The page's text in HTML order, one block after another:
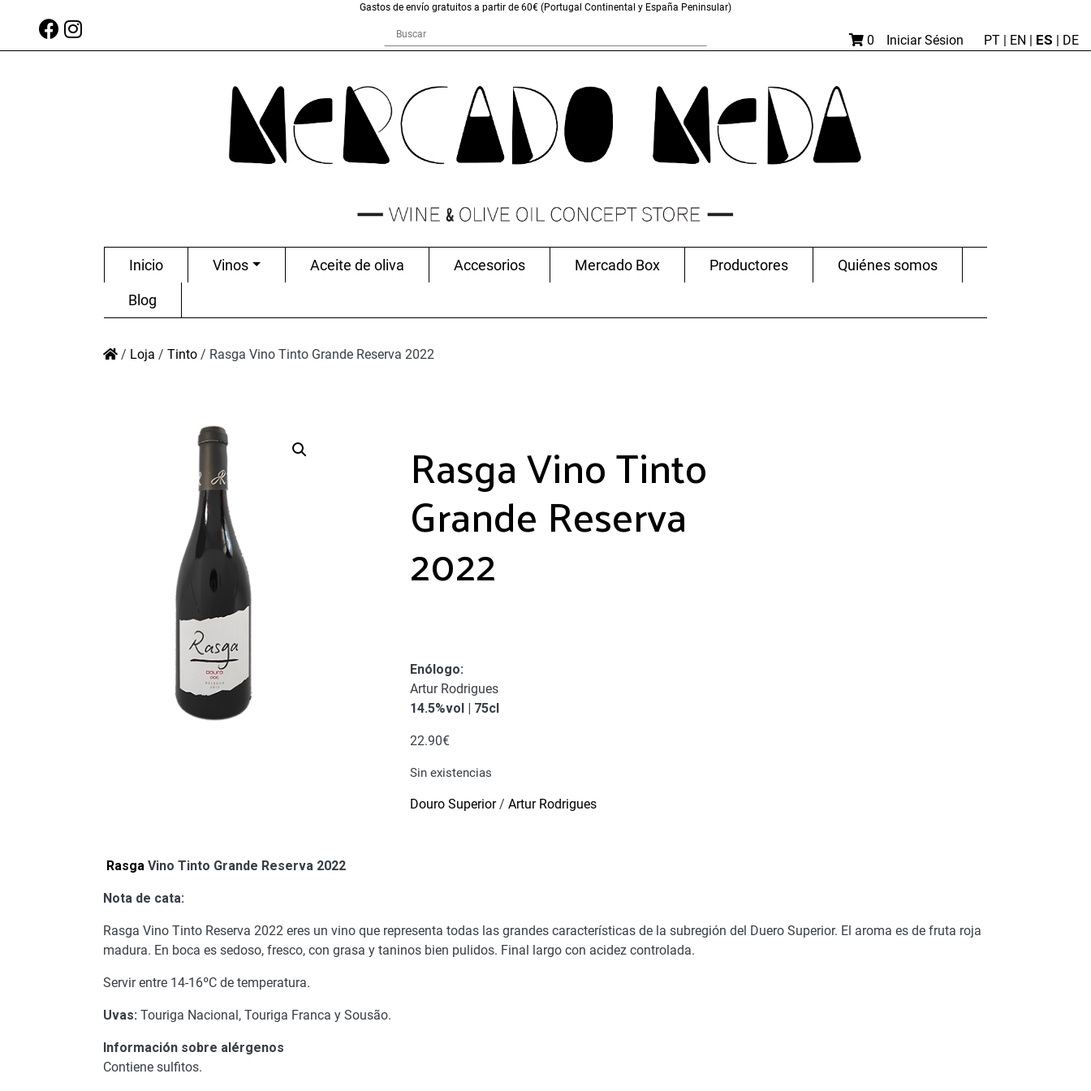
Gastos de envío gratuitos a partir de 60€ (Portugal Continental y España Peninsular)
0 Iniciar Sésion PT | EN | ES | DE
Inicio Vinos Aceite de oliva Accesorios Mercado Box Productores Quiénes somos
Blog
/ Loja / Tinto / Rasga Vino Tinto Grande Reserva 2022
Rasga Vino Tinto
Grande Reserva
2022
Enólogo:
Artur Rodrigues
14.5%vol | 75cl
22.90€
Sin existencias
Douro Superior/ Artur Rodrigues
Rasga Vino Tinto Grande Reserva 2022
Nota de cata:
Rasga Vino Tinto Reserva 2022 eres un vino que representa todas las grandes características de la subregión del Duero Superior. El aroma es de fruta roja
madura. En boca es sedoso, fresco, con grasa y taninos bien pulidos. Final largo con acidez controlada.
Servir entre 14-16ºC de temperatura.
Uvas: Touriga Nacional, Touriga Franca y Sousão.
Información sobre alérgenos
Contiene sulfitos.